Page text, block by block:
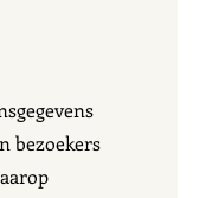
bezoekers